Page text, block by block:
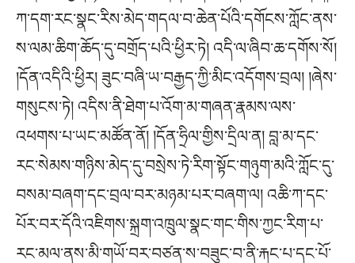
ཀ་དག་རང་སྣང་རིས་མེད་གདལ་བ་ཆེན་པོའི་དགོངས་ཀློང་ནས་
ས་ལམ་ཆིག་ཆོད་དུ་བགྲོད་པའི་ཕྱིར་ཏེ། འདི་ལ་ཞིབ་ཆ་དགོས་སོ།
།དོན་འདིའི་ཕྱིར། ཟུང་བཞི་ཡ་བརྒྱད་ཀྱི་མིང་འདོགས་བྲལ། །ཞེས་
གསུངས་ཏེ། འདིས་ནི་ཐེག་པ་འོག་མ་གཞན་རྣམས་ལས་
འཕགས་པ་ཡང་མཚོན་ནོ། །དོན་ཧྲིལ་གྱིས་དྲིལ་ན། བླ་མ་དང་
རང་སེམས་གཉིས་མེད་དུ་བསྲེས་ཏེ་རིག་སྟོང་གཉུག་མའི་ཀློང་དུ་
བསམ་བཞག་དང་བྲལ་བར་མཉམ་པར་བཞག་ལ། འཆི་ཀ་དང་
པོར་བར་དོའི་འཇིགས་སྐྲག་འཁྲུལ་སྣང་གང་གིས་ཀྱང་རིག་པ་
རང་མལ་ནས་མི་གཡོ་བར་བཙན་ས་བཟུང་བ་ནི་རྐང་པ་དང་པོ་